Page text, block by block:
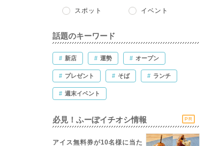
スポット イベント
話題のキーワード
# 新店 # 運勢 # オープン
# プレゼント # そば # ランチ
# 週末イベント
必見！ふーぽイチオシ情報 PR
アイス無料券が10名様に当た